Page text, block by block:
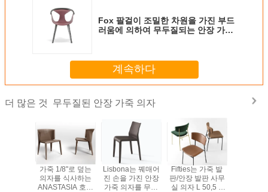
Fox 팔걸이 조밀한 차원을 가진 부드
러움에 의하여 무두질되는 안장 가죽
계속하다
더 많은 것 무두질된 안장 가죽 의자
가죽 1/8"로 덮는
의자를 식사하는
ANASTASIA 호화
Lisbona는 꿰매어
진 손을 가진 안장
가죽 의자를 무두
Fifties는 가죽 발
판/안장 발판 사무
실 의자 L 50,5 P